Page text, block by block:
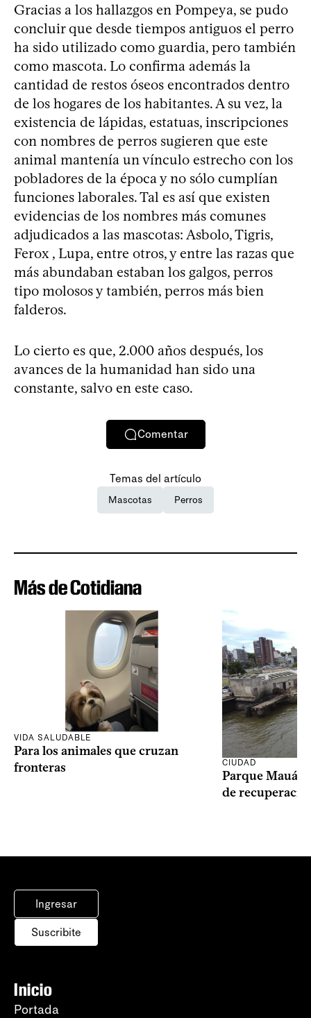
Gracias a los hallazgos en Pompeya, se pudo
concluir que desde tiempos antiguos el perro
ha sido utilizado como guardia, pero también
como mascota. Lo confirma además la
cantidad de restos óseos encontrados dentro
de los hogares de los habitantes. A su vez, la
existencia de lápidas, estatuas, inscripciones
con nombres de perros sugieren que este
animal mantenía un vínculo estrecho con los
pobladores de la época y no sólo cumplían
funciones laborales. Tal es así que existen
evidencias de los nombres más comunes
adjudicados a las mascotas: Asbolo, Tigris,
Ferox , Lupa, entre otros, y entre las razas que
más abundaban estaban los galgos, perros
tipo molosos y también, perros más bien
falderos.
Lo cierto es que, 2.000 años después, los
avances de la humanidad han sido una
constante, salvo en este caso.
Comentar
Temas del artículo
Mascotas Perros
Más de Cotidiana
VIDA SALUDABLE
Para los animales que cruzan
fronteras
CIUDAD
Parque Mauá
de
Ingresar
Suscribite
Inicio
Portada